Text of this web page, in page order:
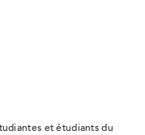
et étudiants du